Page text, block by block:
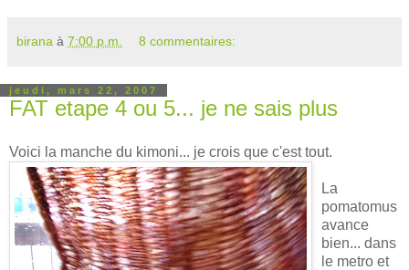
birana à 7:00 p.m. 8 commentaires:
jeudi, mars 22, 2007
FAT etape 4 ou 5... je ne sais plus
Voici la manche du kimoni... je crois que c'est tout.
La
pomatomus
avance
bien... dans
le metro et